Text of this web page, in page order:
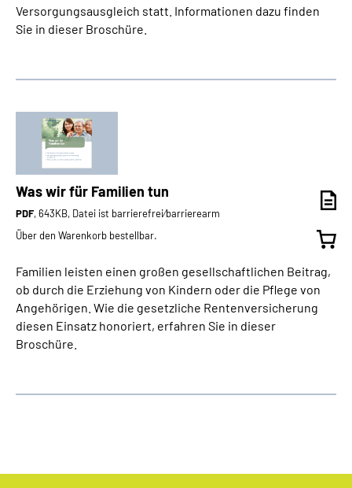
Versorgungsausgleich statt. Informationen dazu finden
Sie in dieser Broschüre.
Was wir für Familien tun
PDF, 643KB, Datei ist barrierefrei⁄barrierearm
Über den Warenkorb bestellbar.
Familien leisten einen großen gesellschaftlichen Beitrag,
ob durch die Erziehung von Kindern oder die Pflege von
Angehörigen. Wie die gesetzliche Rentenversicherung
diesen Einsatz honoriert, erfahren Sie in dieser
Broschüre.